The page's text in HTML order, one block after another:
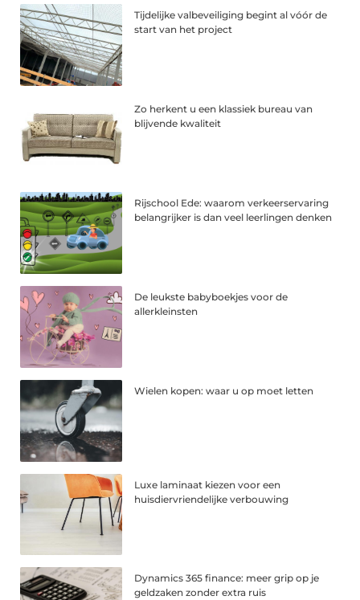
Tijdelijke valbeveiliging begint al vóór de
start van het project
Zo herkent u een klassiek bureau van
blijvende kwaliteit
Rijschool Ede: waarom verkeerservaring
belangrijker is dan veel leerlingen denken
De leukste babyboekjes voor de
allerkleinsten
Wielen kopen: waar u op moet letten
Luxe laminaat kiezen voor een
huisdiervriendelijke verbouwing
Dynamics 365 finance: meer grip op je
geldzaken zonder extra ruis